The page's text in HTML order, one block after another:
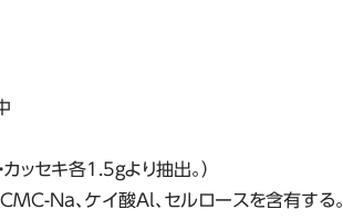
・カッセキ各1.5gより抽出。）
Na、ケイ酸Al、セルロースを含有する。